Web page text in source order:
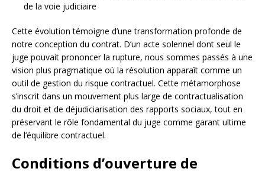
de la voie judiciaire
Cette évolution témoigne d’une transformation profonde de
notre conception du contrat. D’un acte solennel dont seul le
juge pouvait prononcer la rupture, nous sommes passés à une
vision plus pragmatique où la résolution apparaît comme un
outil de gestion du risque contractuel. Cette métamorphose
s’inscrit dans un mouvement plus large de contractualisation
du droit et de déjudiciarisation des rapports sociaux, tout en
préservant le rôle fondamental du juge comme garant ultime
de l’équilibre contractuel.
Conditions d’ouverture de